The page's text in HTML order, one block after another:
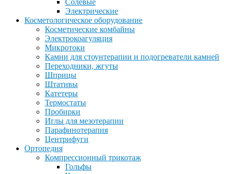
Солевые
Электрические
Косметологическое оборудование
Косметические комбайны
Электрокоагуляция
Микротоки
Камни для стоунтерапии и подогреватели камней
Переходники, жгуты
Шприцы
Штативы
Катетеры
Термостаты
Пробирки
Иглы для мезотерапии
Парафинотерапия
Центрифуги
Ортопедия
Компрессионный трикотаж
Гольфы